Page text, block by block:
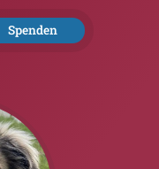
Spenden